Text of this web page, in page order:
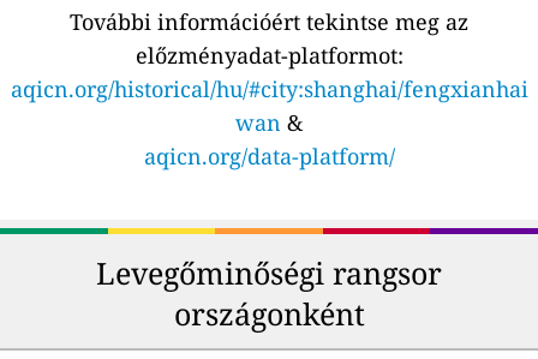
További információért tekintse meg az
előzményadat-platformot:
aqicn.org/historical/hu/#city:shanghai/fengxianhai
wan &
aqicn.org/data-platform/
Levegőminőségi rangsor
országonként